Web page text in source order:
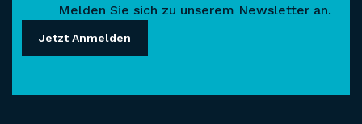
Melden Sie sich zu unserem Newsletter an.
Jetzt Anmelden